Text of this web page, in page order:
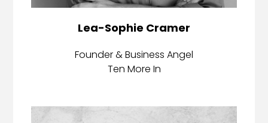
Lea-Sophie Cramer
Founder & Business Angel
Ten More In